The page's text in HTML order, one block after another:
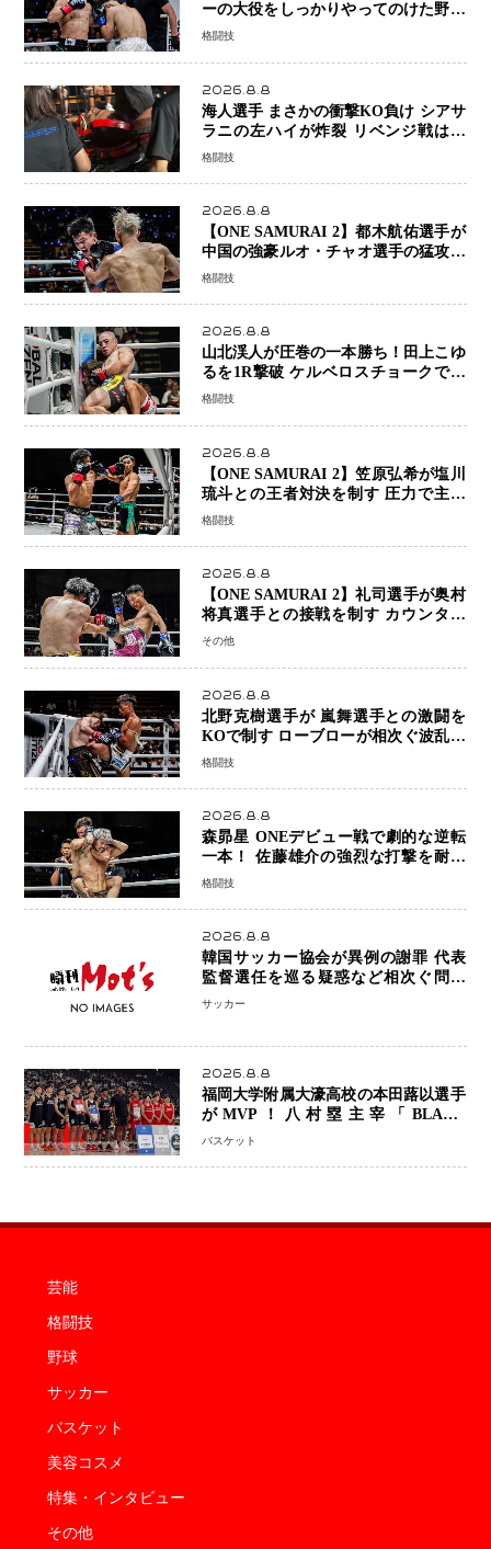
ーの大役をしっかりやってのけた野杁
正明が衝撃のリベンジ！ リウ・メン
ーで完全決着
格闘技
2026.8.8
海人選手 まさかの衝撃KO負け シアサ
ラニの左ハイが炸裂 リベンジ戦は一
瞬で決着
格闘技
2026.8.8
【ONE SAMURAI 2】都木航佑選手が
中国の強豪ルオ・チャオ選手の猛攻を
受けながらも的確な攻撃で応戦 最後
格闘技
2026.8.8
山北渓人が圧巻の一本勝ち！田上こゆ
るを1R撃破 ケルベロスチョークで存
在感を示す
格闘技
2026.8.8
【ONE SAMURAI 2】笠原弘希が塩川
琉斗との王者対決を制す 圧力で主導
権を握り判定勝利
格闘技
2026.8.8
【ONE SAMURAI 2】礼司選手が奥村
将真選手との接戦を制す カウンター
と正確な打撃で判定勝利
その他
2026.8.8
北野克樹選手が 嵐舞選手との激闘を
KOで制す ローブローが相次ぐ波乱の
展開…涙の勝利「生まれてくる娘のた
格闘技
2026.8.8
森昴星 ONEデビュー戦で劇的な逆転
一本！ 佐藤雄介の強烈な打撃を耐え
抜き、リアネイキッドチョークで勝利
格闘技
2026.8.8
韓国サッカー協会が異例の謝罪 代表
監督選任を巡る疑惑など相次ぐ問題
「組織の刷新」誓う
サッカー
2026.8.8
福岡大学附属大濠高校の本田蕗以選手
がMVP！八村塁主宰「BLACK
SAMURAI SUMMIT 2026」で存在
なった」
バスケット
芸能
格闘技
野球
サッカー
バスケット
美容コスメ
特集・インタビュー
その他